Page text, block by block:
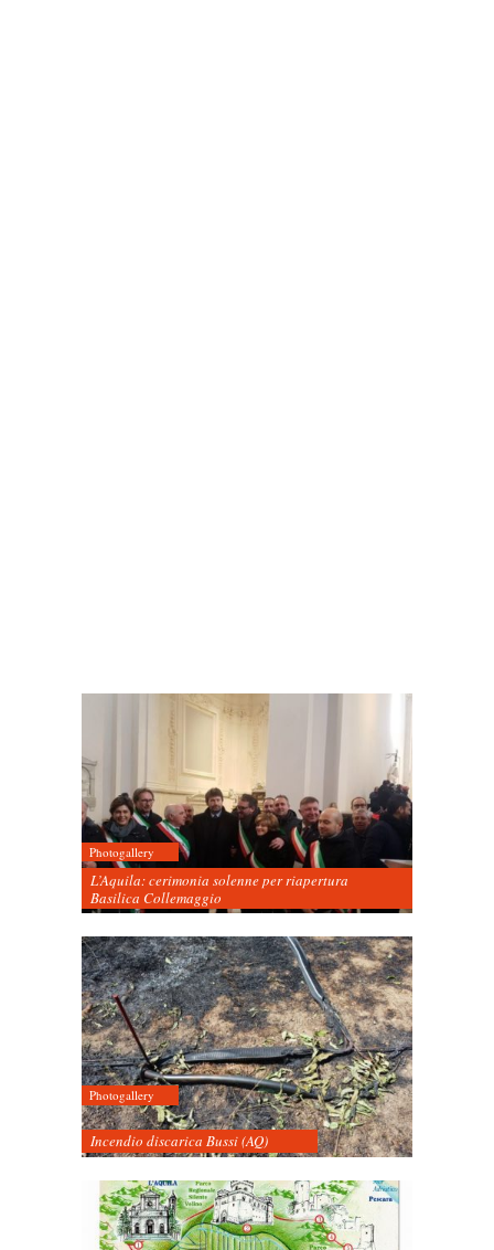
Photogallery
L’Aquila: cerimonia solenne per riapertura
Basilica Collemaggio
Photogallery
Incendio discarica Bussi (AQ)